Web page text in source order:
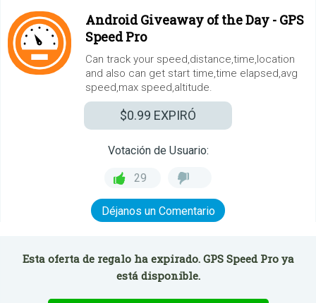
Android Giveaway of the Day - GPS
Speed Pro
Can track your speed,distance,time,location
and also can get start time,time elapsed,avg
speed,max speed,altitude.
$0.99 EXPIRÓ
Votación de Usuario:
29
Déjanos un Comentario
Esta oferta de regalo ha expirado. GPS Speed Pro ya
está disponible.